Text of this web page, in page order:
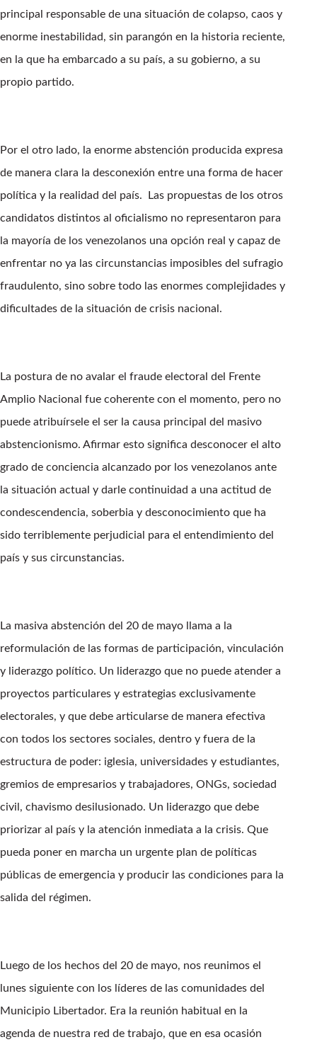
principal responsable de una situación de colapso, caos y
enorme inestabilidad, sin parangón en la historia reciente,
en la que ha embarcado a su país, a su gobierno, a su
propio partido.
Por el otro lado, la enorme abstención producida expresa
de manera clara la desconexión entre una forma de hacer
política y la realidad del país. Las propuestas de los otros
candidatos distintos al oficialismo no representaron para
la mayoría de los venezolanos una opción real y capaz de
enfrentar no ya las circunstancias imposibles del sufragio
fraudulento, sino sobre todo las enormes complejidades y
dificultades de la situación de crisis nacional.
La postura de no avalar el fraude electoral del Frente
Amplio Nacional fue coherente con el momento, pero no
puede atribuírsele el ser la causa principal del masivo
abstencionismo. Afirmar esto significa desconocer el alto
grado de conciencia alcanzado por los venezolanos ante
la situación actual y darle continuidad a una actitud de
condescendencia, soberbia y desconocimiento que ha
sido terriblemente perjudicial para el entendimiento del
país y sus circunstancias.
La masiva abstención del 20 de mayo llama a la
reformulación de las formas de participación, vinculación
y liderazgo político. Un liderazgo que no puede atender a
proyectos particulares y estrategias exclusivamente
electorales, y que debe articularse de manera efectiva
con todos los sectores sociales, dentro y fuera de la
estructura de poder: iglesia, universidades y estudiantes,
gremios de empresarios y trabajadores, ONGs, sociedad
civil, chavismo desilusionado. Un liderazgo que debe
priorizar al país y la atención inmediata a la crisis. Que
pueda poner en marcha un urgente plan de políticas
públicas de emergencia y producir las condiciones para la
salida del régimen.
Luego de los hechos del 20 de mayo, nos reunimos el
lunes siguiente con los líderes de las comunidades del
Municipio Libertador. Era la reunión habitual en la
agenda de nuestra red de trabajo, que en esa ocasión